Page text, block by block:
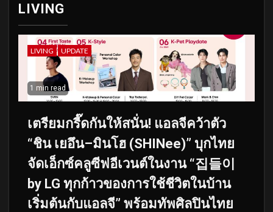
LIVING
LIVING UPDATE
1 min read
เตรียมกรี๊ดกันให้สนั่น! แอลจีคว้าตัว
“ชิน เยอึน–มินโฮ (SHINee)” บุกไทย
จัดเอ็กซ์คลูซีฟอีเวนต์ในงาน “집들이
by LG ทุกก้าวของการใช้ชีวิตในบ้าน
เริ่มต้นกับแอลจี” พร้อมทัพศิลปินไทย